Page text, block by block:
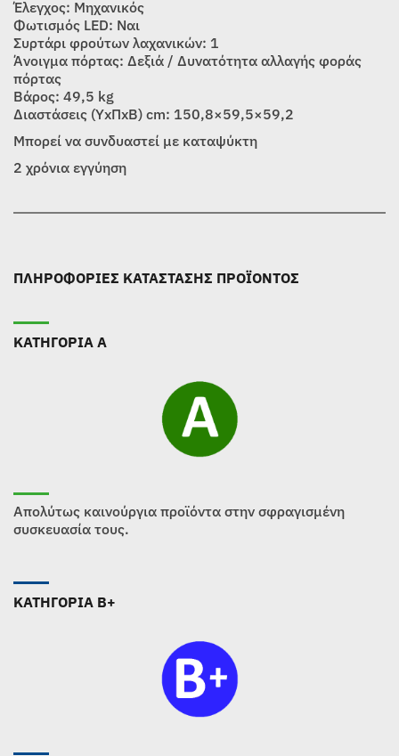
Έλεγχος: Μηχανικός
Φωτισμός LED: Ναι
Συρτάρι φρούτων λαχανικών: 1
Άνοιγμα πόρτας: Δεξιά / Δυνατότητα αλλαγής φοράς
πόρτας
Βάρος: 49,5 kg
Διαστάσεις (ΥxΠxΒ) cm: 150,8×59,5×59,2
Μπορεί να συνδυαστεί με καταψύκτη
2 χρόνια εγγύηση
ΠΛΗΡΟΦΟΡΙΕΣ ΚΑΤΑΣΤΑΣΗΣ ΠΡΟΪΟΝΤΟΣ
ΚΑΤΗΓΟΡΙΑ Α
Απολύτως καινούργια προϊόντα στην σφραγισμένη
συσκευασία τους.
ΚΑΤΗΓΟΡΙΑ B+